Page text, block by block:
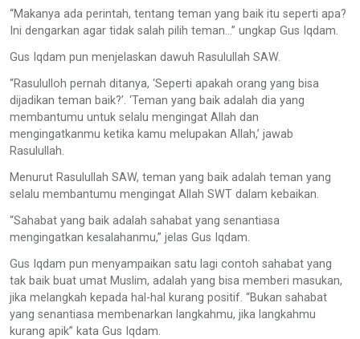
“Makanya ada perintah, tentang teman yang baik itu seperti apa?
Ini dengarkan agar tidak salah pilih teman…” ungkap Gus Iqdam.
Gus Iqdam pun menjelaskan dawuh Rasulullah SAW.
“Rasululloh pernah ditanya, ‘Seperti apakah orang yang bisa
dijadikan teman baik?’. ‘Teman yang baik adalah dia yang
membantumu untuk selalu mengingat Allah dan
mengingatkanmu ketika kamu melupakan Allah,’ jawab
Rasulullah.
Menurut Rasulullah SAW, teman yang baik adalah teman yang
selalu membantumu mengingat Allah SWT dalam kebaikan.
“Sahabat yang baik adalah sahabat yang senantiasa
mengingatkan kesalahanmu,” jelas Gus Iqdam.
Gus Iqdam pun menyampaikan satu lagi contoh sahabat yang
tak baik buat umat Muslim, adalah yang bisa memberi masukan,
jika melangkah kepada hal-hal kurang positif. “Bukan sahabat
yang senantiasa membenarkan langkahmu, jika langkahmu
kurang apik” kata Gus Iqdam.